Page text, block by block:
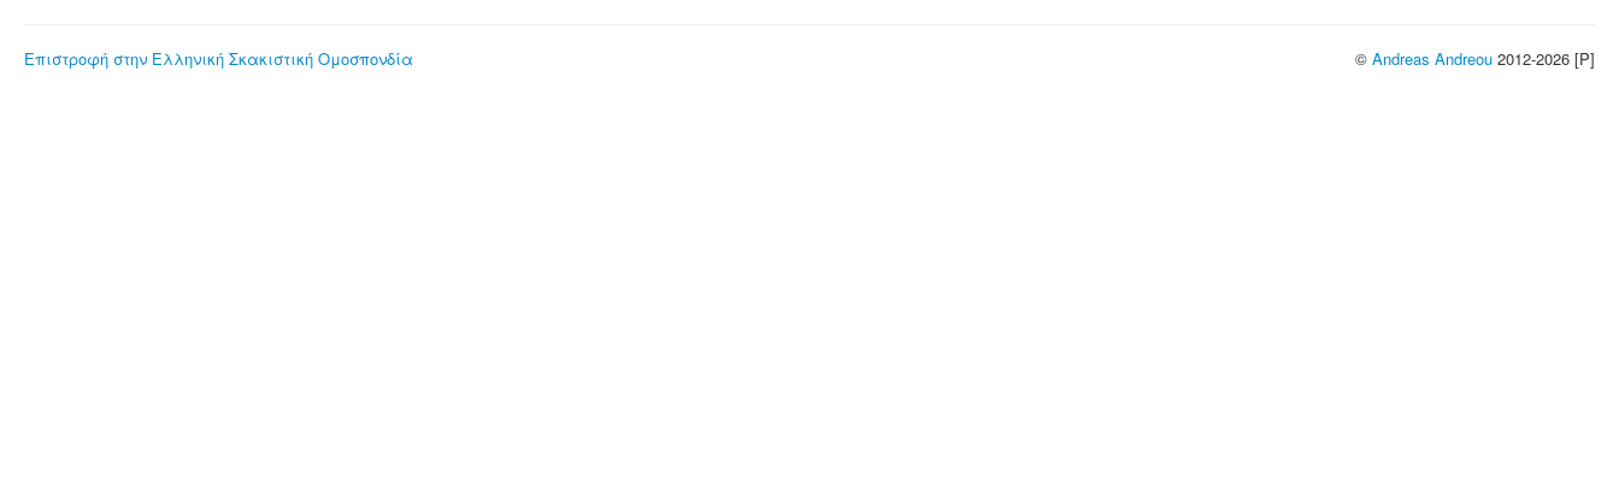
Επιστροφή στην Ελληνική Σκακιστική Ομοσπονδία © Andreas Andreou 2012-2026 [P]